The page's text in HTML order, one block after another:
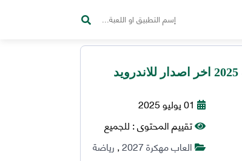
01 يوليو 2025
تقييم المحتوى :للجميع
العاب مهكرة 2027
,رياضة